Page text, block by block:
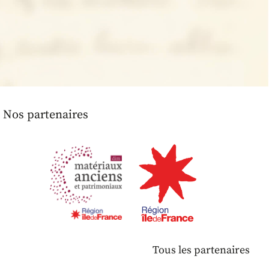
Nos partenaires
Tous les partenaires